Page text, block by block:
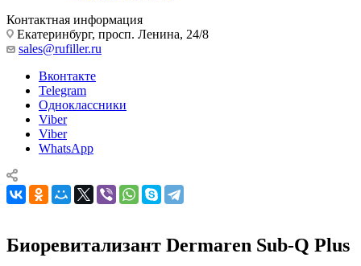
Контактная информация
Екатеринбург, просп. Ленина, 24/8
sales@rufiller.ru
Вконтакте
Telegram
Одноклассники
Viber
Viber
WhatsApp
Биоревитализант Dermaren Sub-Q Plus